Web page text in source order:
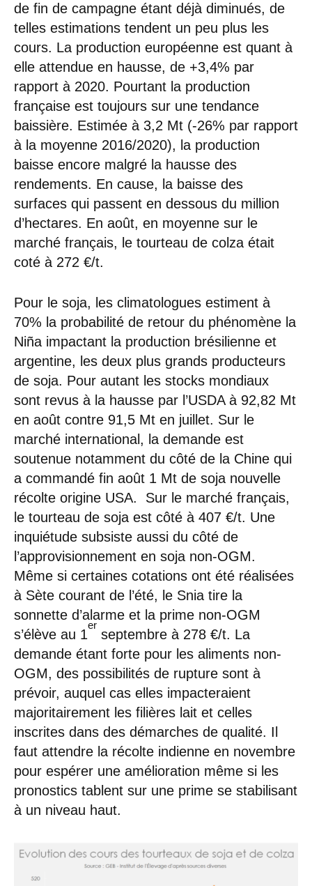
de fin de campagne étant déjà diminués, de
telles estimations tendent un peu plus les
cours. La production européenne est quant à
elle attendue en hausse, de +3,4% par
rapport à 2020. Pourtant la production
française est toujours sur une tendance
baissière. Estimée à 3,2 Mt (-26% par rapport
à la moyenne 2016/2020), la production
baisse encore malgré la hausse des
rendements. En cause, la baisse des
surfaces qui passent en dessous du million
d’hectares. En août, en moyenne sur le
marché français, le tourteau de colza était
coté à 272 €/t.
Pour le soja, les climatologues estiment à
70% la probabilité de retour du phénomène la
Niña impactant la production brésilienne et
argentine, les deux plus grands producteurs
de soja. Pour autant les stocks mondiaux
sont revus à la hausse par l’USDA à 92,82 Mt
en août contre 91,5 Mt en juillet. Sur le
marché international, la demande est
soutenue notamment du côté de la Chine qui
a commandé fin août 1 Mt de soja nouvelle
récolte origine USA. Sur le marché français,
le tourteau de soja est côté à 407 €/t. Une
inquiétude subsiste aussi du côté de
l’approvisionnement en soja non-OGM.
Même si certaines cotations ont été réalisées
à Sète courant de l’été, le Snia tire la
sonnette d’alarme et la prime non-OGM
s’élève au 1
er
septembre à 278 €/t. La
demande étant forte pour les aliments non-
OGM, des possibilités de rupture sont à
prévoir, auquel cas elles impacteraient
majoritairement les filières lait et celles
inscrites dans des démarches de qualité. Il
faut attendre la récolte indienne en novembre
pour espérer une amélioration même si les
pronostics tablent sur une prime se stabilisant
à un niveau haut.